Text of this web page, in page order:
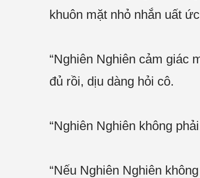
khuôn mặt nhỏ nhắn uất
“Nghiên Nghiên cảm giác
đủ rồi, dịu dàng hỏi cô.
“Nghiên Nghiên không
“Nếu Nghiên Nghiên